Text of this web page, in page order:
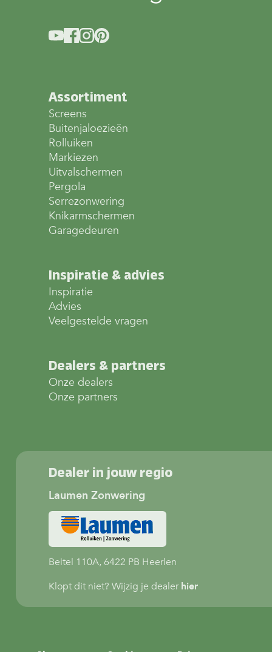
Assortiment
Screens
Buitenjaloezieën
Rolluiken
Markiezen
Uitvalschermen
Pergola
Serrezonwering
Knikarmschermen
Garagedeuren
Inspiratie & advies
Inspiratie
Advies
Veelgestelde vragen
Dealers & partners
Onze dealers
Onze partners
Dealer in jouw regio
Laumen Zonwering
Beitel 110A, 6422 PB Heerlen
Klopt dit niet? Wijzig je dealerhier